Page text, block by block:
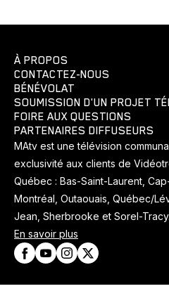
À PROPOS
CONTACTEZ-NOUS
BÉNÉVOLAT
SOUMISSION D'UN PROJET
FOIRE AUX QUESTIONS
PARTENAIRES DIFFUSEURS
MAtv est une télévision
exclusivité aux clients de
Québec : Bas-Saint-Laurent,
Montréal, Outaouais, Québec/
Jean, Sherbrooke et Sorel-Tracy.
En savoir plus